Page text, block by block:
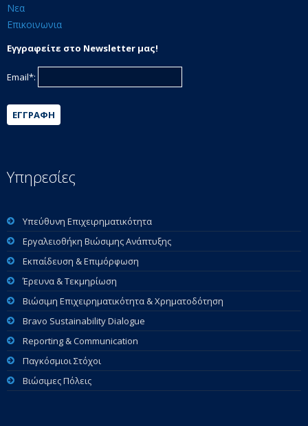
Νεα
Επικοινωνια
Εγγραφείτε στο Newsletter μας!
Email*:
ΕΓΓΡΑΦΉ
Υπηρεσίες
Υπεύθυνη Επιχειρηματικότητα
Εργαλειοθήκη Βιώσιμης Ανάπτυξης
Εκπαίδευση & Επιμόρφωση
Έρευνα & Τεκμηρίωση
Βιώσιμη Επιχειρηματικότητα & Χρηματοδότηση
Bravo Sustainability Dialogue
Reporting & Communication
Παγκόσμιοι Στόχοι
Βιώσιμες Πόλεις